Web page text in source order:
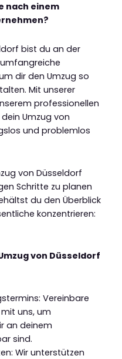
nach einem
bist du an der
dir den Umzug so
Mit unserer
professionellen
Umzug von
und problemlos
von Düsseldorf
Schritte zu planen
du den Überblick
konzentrieren:
von Düsseldorf
Vereinbare
uns, um
an deinem
sind.
Wir unterstützen